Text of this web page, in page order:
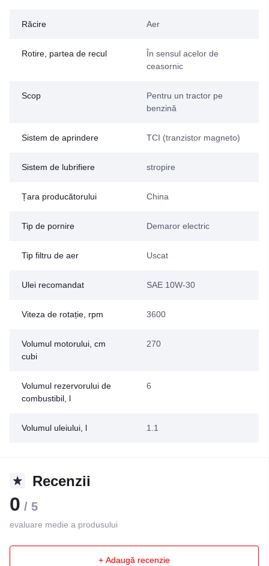
Răcire Aer
Rotire, partea de recul
În sensul acelor de
ceasornic
Scop
Pentru un tractor pe
benzină
Sistem de aprindere TCI (tranzistor magneto)
Sistem de lubrifiere stropire
Țara producătorului China
Tip de pornire Demaror electric
Tip filtru de aer Uscat
Ulei recomandat SAE 10W-30
Viteza de rotație, rpm 3600
Volumul motorului, cm
cubi
270
Volumul rezervorului de
combustibil, l
6
Volumul uleiului, l 1.1
Recenzii
0 / 5
evaluare medie a produsului
+ Adaugă recenzie